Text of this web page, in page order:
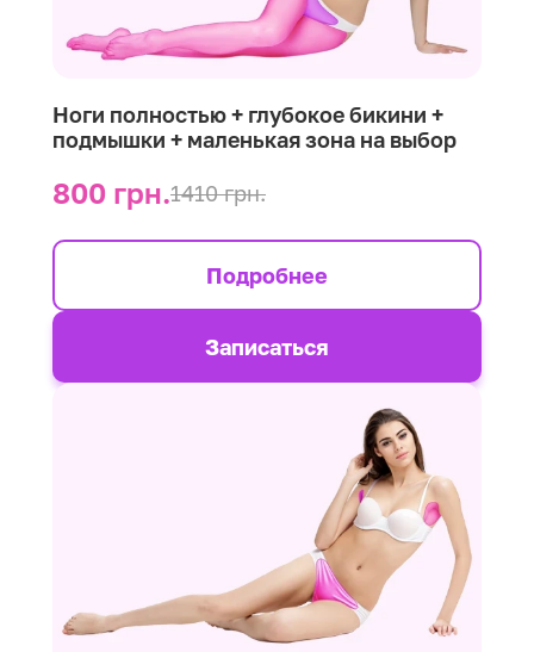
Ноги полностью + глубокое бикини +
подмышки + маленькая зона на выбор
800 грн.1410 грн.
Подробнее
Записаться